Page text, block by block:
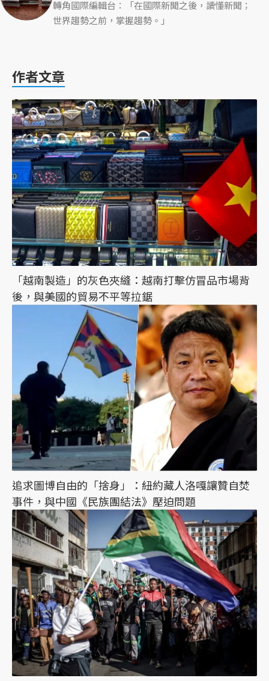
轉角國際編輯台：「在國際新聞之後，讀懂新聞；
世界趨勢之前，掌握趨勢。」
作者文章
「越南製造」的灰色夾縫：越南打擊仿冒品市場背
後，與美國的貿易不平等拉鋸
追求圖博自由的「捨身」：紐約藏人洛嘎讓贊自焚
事件，與中國《民族團結法》壓迫問題